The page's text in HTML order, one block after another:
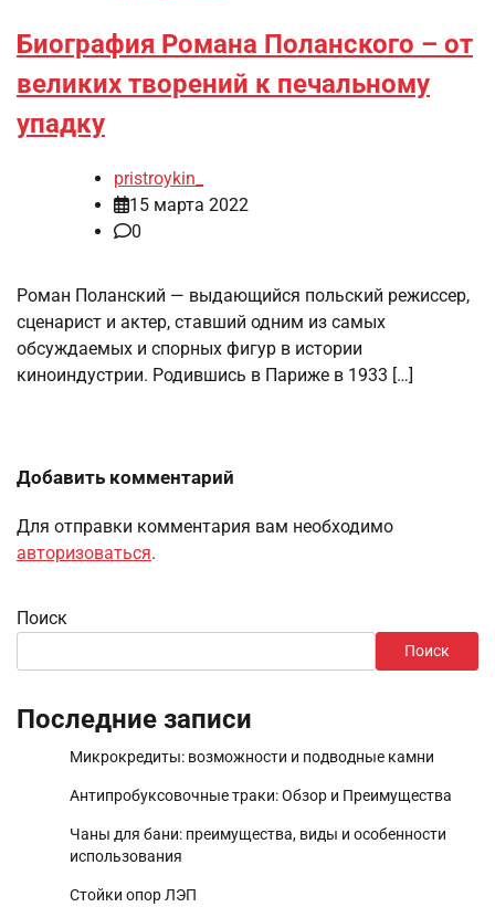
Биография Романа Поланского – от
великих творений к печальному
упадку
pristroykin_
15 марта 2022
0
Роман Поланский — выдающийся польский режиссер,
сценарист и актер, ставший одним из самых
обсуждаемых и спорных фигур в истории
киноиндустрии. Родившись в Париже в 1933 […]
Добавить комментарий
Для отправки комментария вам необходимо
авторизоваться.
Поиск
Поиск
Последние записи
Микрокредиты: возможности и подводные камни
Антипробуксовочные траки: Обзор и Преимущества
Чаны для бани: преимущества, виды и особенности
использования
Стойки опор ЛЭП